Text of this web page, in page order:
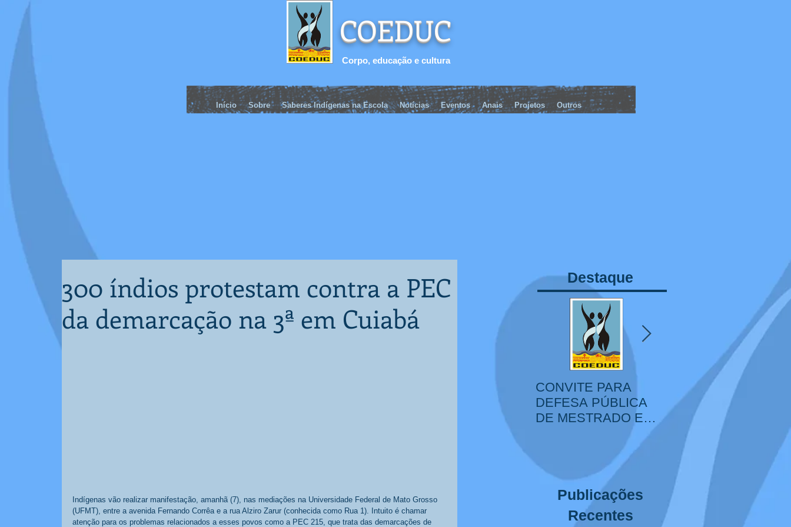
COEDUC
Corpo, educação e cultura
Início Sobre Saberes Indígenas na Escola Notícias Eventos Anais Projetos Outros
300 índios protestam contra a PEC
da demarcação na 3ª em Cuiabá
Indígenas vão realizar manifestação, amanhã (7), nas mediações na Universidade Federal de Mato Grosso
(UFMT), entre a avenida Fernando Corrêa e a rua Alziro Zarur (conhecida como Rua 1). Intuito é chamar
atenção para os problemas relacionados a esses povos como a PEC 215, que trata das demarcações de
Destaque
CONVITE PARA
DEFESA PÚBLICA
DE MESTRADO E
VI Congresso Ibero-
Americano de
Educação, Sociedade
e Cultura, IV Colóquio
Internacional
Educação,
Interculturalidade e
XIV Mostra Corpo,
Educação e Cultura
Publicações
Recentes